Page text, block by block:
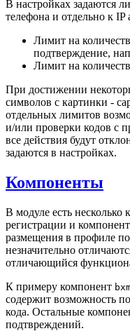
В настройках задаются
телефона и отдельно к IP
Лимит на
подтверждение,
Лимит на
При достижении
символов с картинки -
отдельных лимитов
и/или проверки кодов с
все действия будут
задаются в настройках.
Компоненты
В модуле есть несколько
регистрации и
размещения в профиле
незначительно
отличающийся
К примеру компонент
содержит возможность
кода. Остальные
подтвреждений.